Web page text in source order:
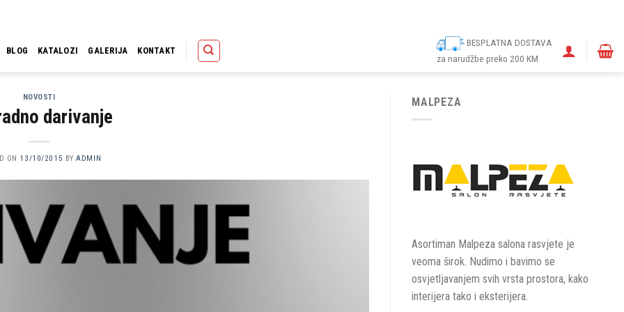
BLOG KATALOZI GALERIJA KONTAKT
BESPLATNA DOSTAVA
za narudžbe preko 200 KM
NOVOSTI
darivanje
ON 13/10/2015 BYADMIN
MALPEZA
Asortiman Malpeza salona rasvjete je
veoma širok. Nudimo i bavimo se
osvjetljavanjem svih vrsta prostora, kako
interijera tako i eksterijera.